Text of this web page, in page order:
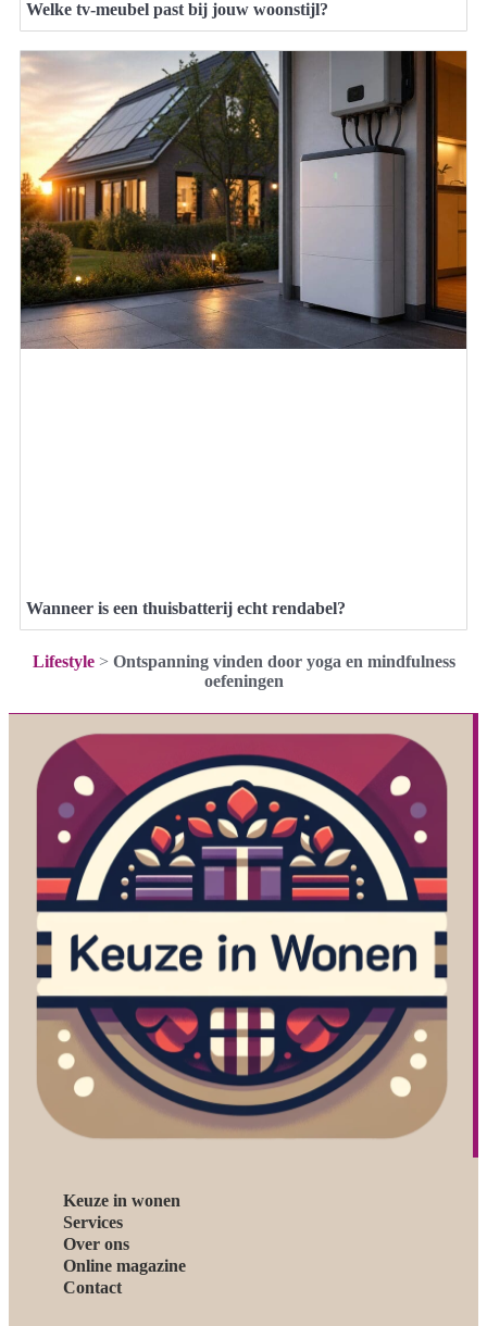
Welke tv-meubel past bij jouw woonstijl?
Wanneer is een thuisbatterij echt rendabel?
Lifestyle> Ontspanning vinden door yoga en mindfulness
oefeningen
Keuze in wonen
Services
Over ons
Online magazine
Contact